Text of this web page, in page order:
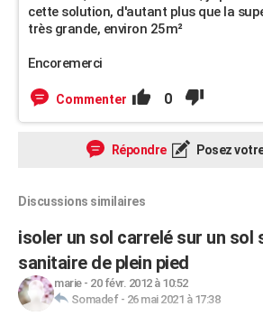
cette solution, d'autant plus que la
très grande, environ 25m²
Encoremerci
Commenter 0
Répondre Posez
Discussions similaires
isoler un sol carrelé sur un sol
sanitaire de plein pied
marie- 20 févr. 2012 à 10:52
Somadef- 26 mai 2021 à 17:38